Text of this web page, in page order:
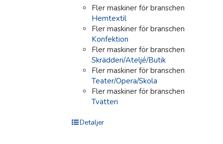
Fler maskiner för branschen
Hemtextil
Fler maskiner för branschen
Konfektion
Fler maskiner för branschen
Skrädderi/Ateljé/Butik
Fler maskiner för branschen
Teater/Opera/Skola
Fler maskiner för branschen
Tvätteri
Detaljer